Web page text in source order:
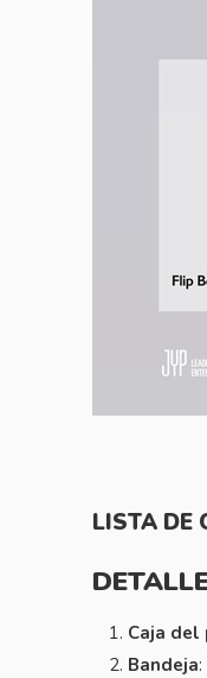
LISTA DE
Caja del
Bandeja